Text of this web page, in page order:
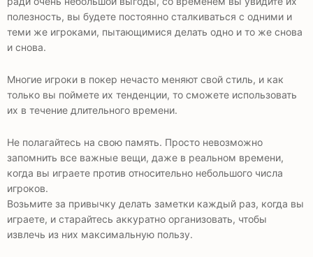
полезность, вы будете постоянно сталкиваться с одними и
теми же игроками, пытающимися делать одно и то же снова
и снова.
Многие игроки в покер нечасто меняют свой стиль, и как
только вы поймете их тенденции, то сможете использовать
их в течение длительного времени.
Не полагайтесь на свою память. Просто невозможно
запомнить все важные вещи, даже в реальном времени,
когда вы играете против относительно небольшого числа
игроков.
Возьмите за привычку делать заметки каждый раз, когда вы
играете, и старайтесь аккуратно организовать, чтобы
извлечь из них максимальную пользу.